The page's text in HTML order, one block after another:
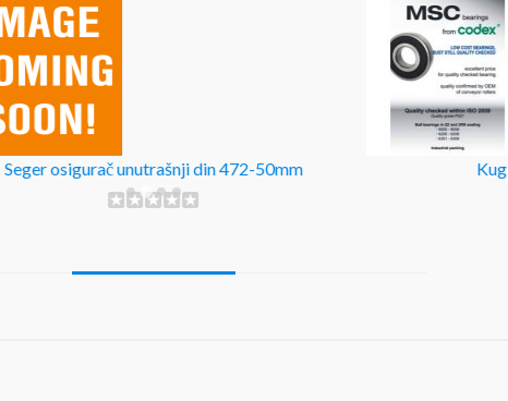
Seger osigurač unutrašnji din 472-50mm